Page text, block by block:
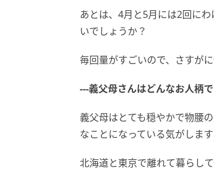
あとは、4月と5月には2回に
いでしょうか？
毎回量がすごいので、さすが
---義父母さんはどんなお人柄で
義父母はとても穏やかで物腰
なことになっている気がします
北海道と東京で離れて暮らし